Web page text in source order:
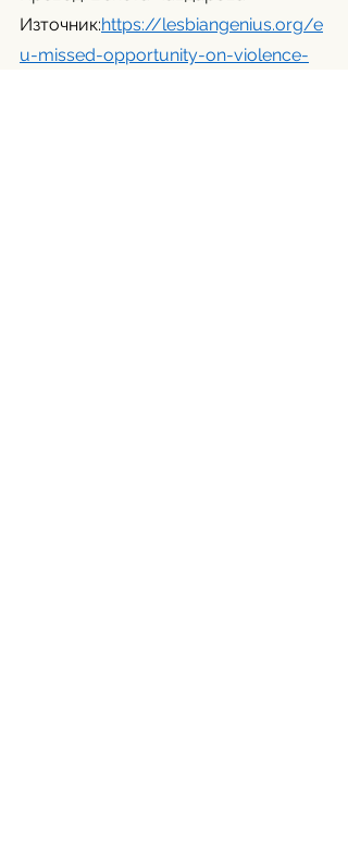
Източник:https://lesbiangenius.org/e
u-missed-opportunity-on-violence-